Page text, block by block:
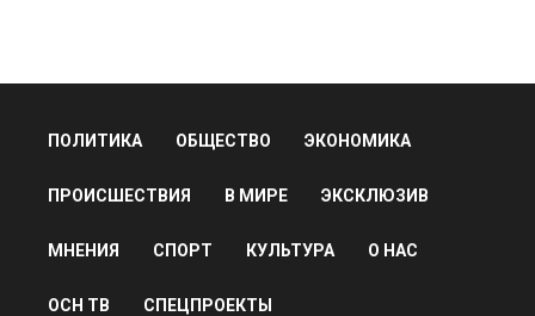
ПОЛИТИКА ОБЩЕСТВО ЭКОНОМИКА
ПРОИСШЕСТВИЯ В МИРЕ ЭКСКЛЮЗИВ
МНЕНИЯ СПОРТ КУЛЬТУРА О НАС
ОСН ТВ СПЕЦПРОЕКТЫ